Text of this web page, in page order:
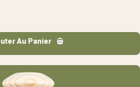
Au Panier